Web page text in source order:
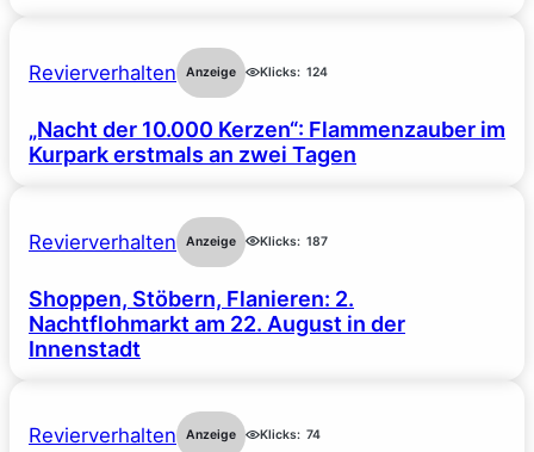
Revierverhalten Anzeige Klicks: 124
„Nacht der 10.000 Kerzen“: Flammenzauber im
Kurpark erstmals an zwei Tagen
Revierverhalten Anzeige Klicks: 187
Shoppen, Stöbern, Flanieren: 2.
Nachtflohmarkt am 22. August in der
Innenstadt
Revierverhalten Anzeige Klicks: 74